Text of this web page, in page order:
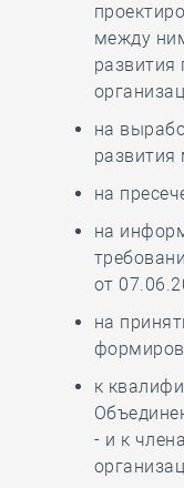
между
развития
на
развития
на
на
от
на
к
- и к